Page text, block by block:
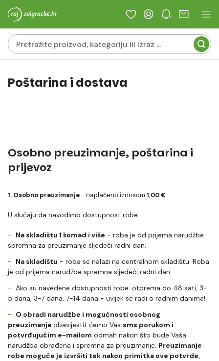
Poštarina i dostava
Osobno preuzimanje, poštarina i
prijevoz
1. Osobno preuzimanje - naplaćeno iznosom 1,00 €
U slučaju da navodimo dostupnost robe:
Na skladištu 1 komad i više - roba je od prijema narudžbe
spremna za preuzimanje sljedeći radni dan.
Na skladištu - roba se nalazi na centralnom skladištu. Roba
je od prijema narudžbe spremna sljedeći radni dan.
Ako su navedene dostupnosti robe: otprema do 48 sati, 3-
5 dana, 3-7 dana, 7-14 dana - uvijek se radi o radnim danima!
O obradi narudžbe i mogućnosti osobnog
preuzimanja obavijestit ćemo Vas sms porukom i
potvrđujućim e-mailom odmah nakon što bude Vaša
narudžba obrađena i spremna za preuzimanje. Preuzimanje
robe moguće je izvršiti tek nakon primitka ove potvrde,